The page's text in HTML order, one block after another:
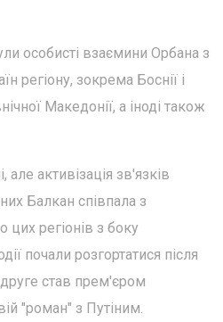
особисті взаємини Орбана з
регіону, зокрема Боснії і
Македонії, а іноді також
але активізація зв'язків
Балкан співпала з
цих регіонів з боку
почали розгортатися після
став прем'єром
"роман" з Путіним.